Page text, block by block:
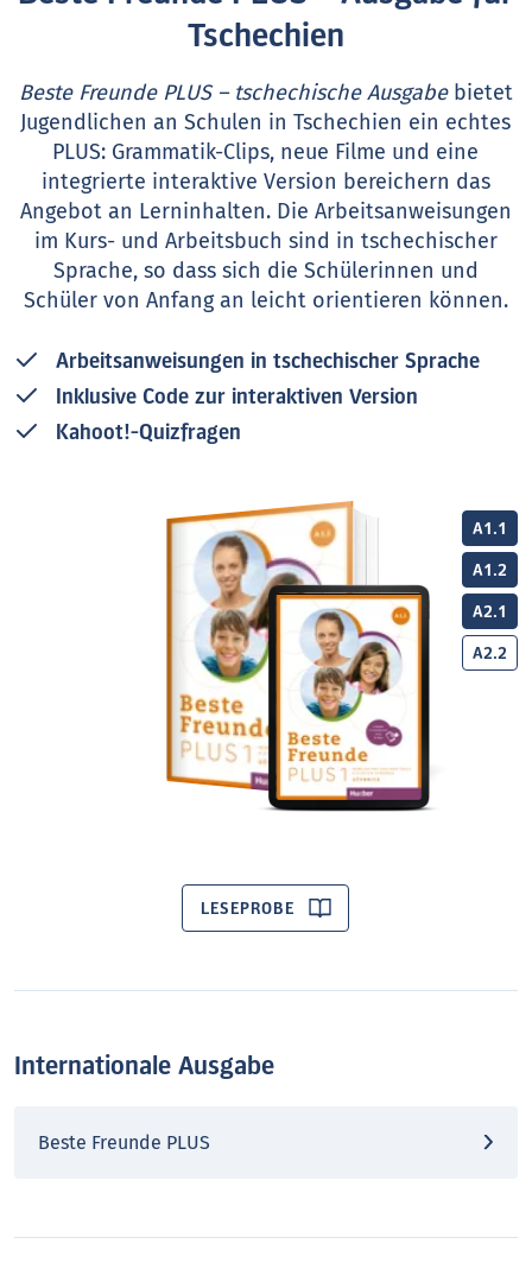
A1.1
A1.2
A2.1
A2.2
LESEPROBE
Tschechien
Beste Freunde PLUS – tschechische Ausgabe bietet
Jugendlichen an Schulen in Tschechien ein echtes
PLUS: Grammatik-Clips, neue Filme und eine
integrierte interaktive Version bereichern das
Angebot an Lerninhalten. Die Arbeitsanweisungen
im Kurs- und Arbeitsbuch sind in tschechischer
Sprache, so dass sich die Schülerinnen und
Schüler von Anfang an leicht orientieren können.
Arbeitsanweisungen in tschechischer Sprache
Inklusive Code zur interaktiven Version
Kahoot!-Quizfragen
Internationale Ausgabe
Beste Freunde PLUS